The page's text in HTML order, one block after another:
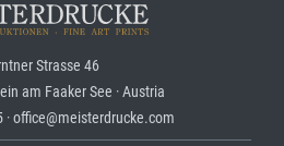
Strasse 46
am Faaker See · Austria
· office@meisterdrucke.com